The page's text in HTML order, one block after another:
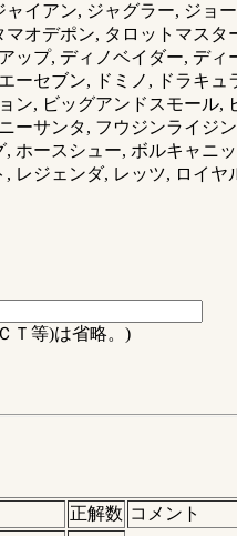
イアン, ジャグラー, ジョ
オデポン, タロットマス
ップ, ディノベイダー, デ
ーセブン, ドミノ, ドラキ
ン, ビッグアンドスモール
ーサンタ, フウジンライジ
, ホースシュー, ボルキャ
レジェンダ, レッツ, ロイ
Ｔ等)は省略。)
正解数 コメント